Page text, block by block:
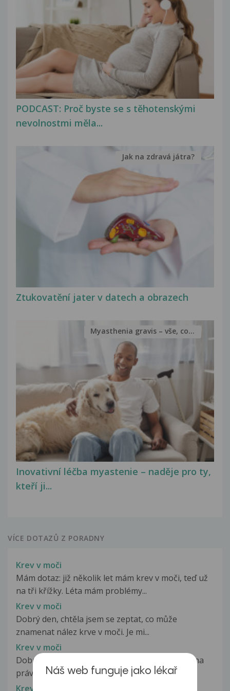
PODCAST: Proč byste se s těhotenskými
nevolnostmi měla...
Ztukovatění jater v datech a obrazech
Jak na zdravá játra?
Inovativní léčba myastenie – naděje pro ty,
kteří ji...
Myasthenia gravis – vše, co...
VÍCE DOTAZŮ Z PORADNY
Krev v moči
Mám dotaz: již několik let mám krev v moči, teď už
na tři křížky. Léta mám problémy...
Krev v moči
Dobrý den, chtěla jsem se zeptat, co může
znamenat nález krve v moči. Je mi...
Krev v moči
Dobrý den, již asi 2 měsíce mám bolesti břicha na
právé strně a někdy i v noci...
Krev v moči
Náš web funguje jako lékař